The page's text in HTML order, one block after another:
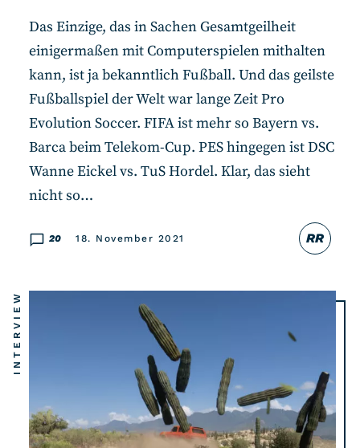
RR
20 18. November 2021
Das Einzige, das in Sachen Gesamtgeilheit
einigermaßen mit Computerspielen mithalten
kann, ist ja bekanntlich Fußball. Und das geilste
Fußballspiel der Welt war lange Zeit Pro
Evolution Soccer. FIFA ist mehr so Bayern vs.
Barca beim Telekom-Cup. PES hingegen ist DSC
Wanne Eickel vs. TuS Hordel. Klar, das sieht
nicht so…
INTERVIEW